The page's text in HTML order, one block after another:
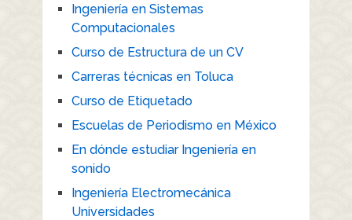
Ingeniería en Sistemas
Computacionales
Curso de Estructura de un CV
Carreras técnicas en Toluca
Curso de Etiquetado
Escuelas de Periodismo en México
En dónde estudiar Ingeniería en
sonido
Ingeniería Electromecánica
Universidades